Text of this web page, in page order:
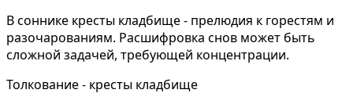
В соннике кресты кладбище - прелюдия к горестям и
разочарованиям. Расшифровка снов может быть
сложной задачей, требующей концентрации.
Толкование - кресты кладбище